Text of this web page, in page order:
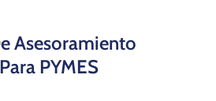
Asesoramiento
PYMES